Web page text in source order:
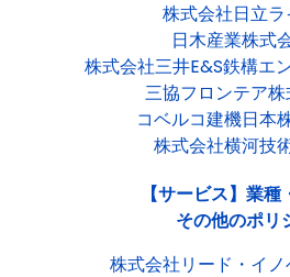
株式会社日立ラ
日木産業株式
株式会社三井E&S鉄構エ
三協フロンテア
コベルコ建機日本
株式会社横河技
【サービス】業
その他のポリ
株式会社リード・イ